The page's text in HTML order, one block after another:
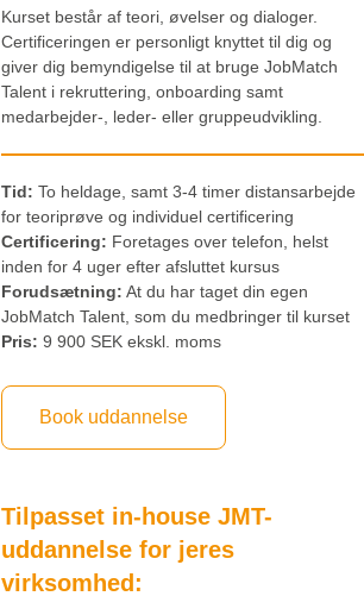
Kurset består af teori, øvelser og dialoger.
Certificeringen er personligt knyttet til dig og
giver dig bemyndigelse til at bruge JobMatch
Talent i rekruttering, onboarding samt
medarbejder-, leder- eller gruppeudvikling.
Tid: To heldage, samt 3-4 timer distansarbejde
for teoriprøve og individuel certificering
Certificering: Foretages over telefon, helst
inden for 4 uger efter afsluttet kursus
Forudsætning: At du har taget din egen
JobMatch Talent, som du medbringer til kurset
Pris: 9 900 SEK ekskl. moms
Book uddannelse
Tilpasset in-house JMT-
uddannelse for jeres
virksomhed: